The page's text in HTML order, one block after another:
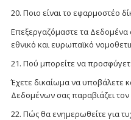
20. Ποιο είναι το εφαρμοστέο
Επεξεργαζόμαστε τα Δεδομένα
εθνικό και ευρωπαϊκό
21. Πού μπορείτε να
Έχετε δικαίωμα να υποβάλετε
Δεδομένων σας παραβιάζει
22. Πώς θα ενημερωθείτε για